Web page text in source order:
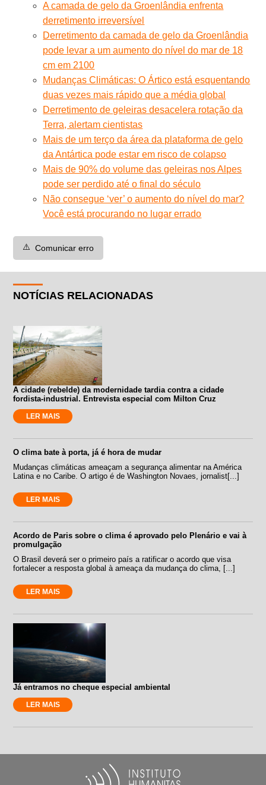
A camada de gelo da Groenlândia enfrenta
derretimento irreversível
Derretimento da camada de gelo da Groenlândia
pode levar a um aumento do nível do mar de 18
cm em 2100
Mudanças Climáticas: O Ártico está esquentando
duas vezes mais rápido que a média global
Derretimento de geleiras desacelera rotação da
Terra, alertam cientistas
Mais de um terço da área da plataforma de gelo
da Antártica pode estar em risco de colapso
Mais de 90% do volume das geleiras nos Alpes
pode ser perdido até o final do século
Não consegue ‘ver’ o aumento do nível do mar?
Você está procurando no lugar errado
⚠️ Comunicar erro
NOTÍCIAS RELACIONADAS
A cidade (rebelde) da modernidade tardia contra a cidade
fordista-industrial. Entrevista especial com Milton Cruz
LER MAIS
O clima bate à porta, já é hora de mudar
Mudanças climáticas ameaçam a segurança alimentar na América
Latina e no Caribe. O artigo é de Washington Novaes, jornalist[...]
LER MAIS
Acordo de Paris sobre o clima é aprovado pelo Plenário e vai à
promulgação
O Brasil deverá ser o primeiro país a ratificar o acordo que visa
fortalecer a resposta global à ameaça da mudança do clima, [...]
LER MAIS
Já entramos no cheque especial ambiental
LER MAIS